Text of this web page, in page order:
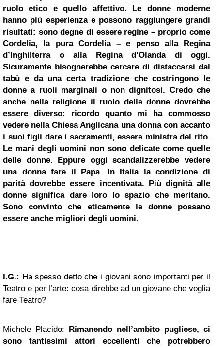
ruolo etico e quello affettivo. Le donne moderne
hanno più esperienza e possono raggiungere grandi
risultati: sono degne di essere regine – proprio come
Cordelia, la pura Cordelia – e penso alla Regina
d’Inghilterra o alla Regina d’Olanda di oggi.
Sicuramente bisognerebbe cercare di distaccarsi dal
tabù e da una certa tradizione che costringono le
donne a ruoli marginali o non dignitosi. Credo che
anche nella religione il ruolo delle donne dovrebbe
essere diverso: ricordo quanto mi ha commosso
vedere nella Chiesa Anglicana una donna con accanto
i suoi figli dare i sacramenti, essere ministra del rito.
Le mani degli uomini non sono delicate come quelle
delle donne. Eppure oggi scandalizzerebbe vedere
una donna fare il Papa. In Italia la condizione di
parità dovrebbe essere incentivata. Più dignità alle
donne significa dare loro lo spazio che meritano.
Sono convinto che eticamente le donne possano
essere anche migliori degli uomini.
I.G.: Ha spesso detto che i giovani sono importanti per il
Teatro e per l’arte: cosa direbbe ad un giovane che voglia
fare Teatro?
Michele Placido: Rimanendo nell’ambito pugliese, ci
sono tantissimi attori eccellenti che potrebbero